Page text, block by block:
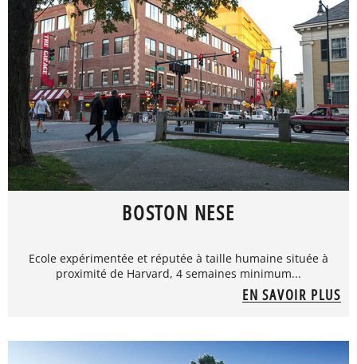
BOSTON NESE
Ecole expérimentée et réputée à taille humaine située à
proximité de Harvard, 4 semaines minimum...
EN SAVOIR PLUS